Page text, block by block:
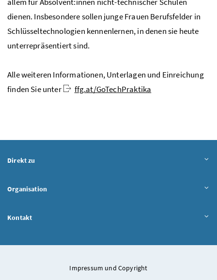
dienen. Insbesondere sollen junge Frauen Berufsfelder in
Schlüsseltechnologien kennenlernen, in denen sie heute
unterrepräsentiert sind.
Alle weiteren Informationen, Unterlagen und Einreichung
finden Sie unter
ffg.at/GoTechPraktika
Direkt zu
Organisation
Kontakt
Impressum und Copyright